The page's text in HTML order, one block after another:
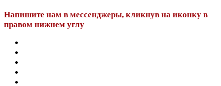
Напишите нам в мессенджеры, кликнув на иконку в
правом нижнем углу